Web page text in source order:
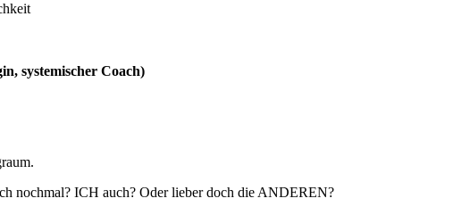
systemischer Coach)
nochmal? ICH auch? Oder lieber doch die ANDEREN?